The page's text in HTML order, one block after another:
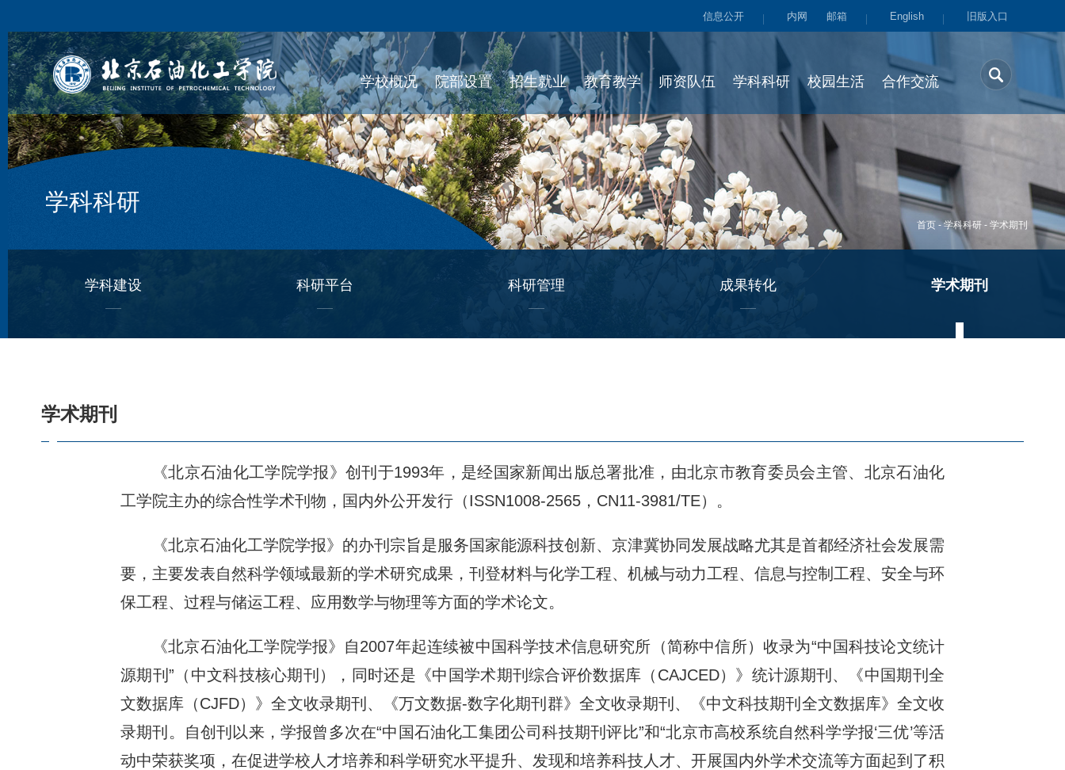
信息公开 内网 邮箱 English 旧版入口
学校概况 院部设置 招生就业 教育教学 师资队伍 学科科研 校园生活 合作交流
首页 -学科科研 - 学术期刊
学科科研
学科建设 科研平台 科研管理 成果转化 学术期刊
学术期刊
《北京石油化工学院学报》创刊于1993年，是经国家新闻出版总署批准，由北京市教育委员会主管、北京石油化
工学院主办的综合性学术刊物，国内外公开发行（ISSN1008-2565，CN11-3981/TE）。
《北京石油化工学院学报》的办刊宗旨是服务国家能源科技创新、京津冀协同发展战略尤其是首都经济社会发展需
要，主要发表自然科学领域最新的学术研究成果，刊登材料与化学工程、机械与动力工程、信息与控制工程、安全与环
保工程、过程与储运工程、应用数学与物理等方面的学术论文。
《北京石油化工学院学报》自2007年起连续被中国科学技术信息研究所（简称中信所）收录为“中国科技论文统计
源期刊”（中文科技核心期刊），同时还是《中国学术期刊综合评价数据库（CAJCED）》统计源期刊、《中国期刊全
文数据库（CJFD）》全文收录期刊、《万文数据-数字化期刊群》全文收录期刊、《中文科技期刊全文数据库》全文收
录期刊。自创刊以来，学报曾多次在“中国石油化工集团公司科技期刊评比”和“北京市高校系统自然科学学报‘三优’等活
动中荣获奖项，在促进学校人才培养和科学研究水平提升、发现和培养科技人才、开展国内外学术交流等方面起到了积